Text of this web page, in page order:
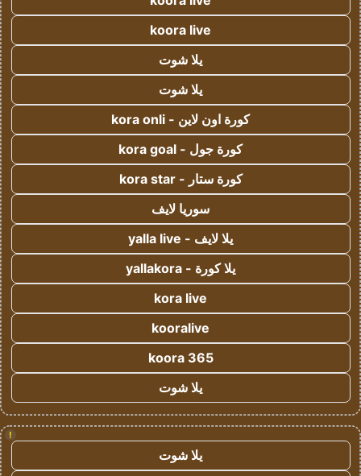
koora live
يلا شوت
يلا شوت
كورة اون لاين - kora onli
كورة جول - kora goal
كورة ستار - kora star
سوريا لايف
يلا لايف - yalla live
يلا كورة - yallakora
kora live
kooralive
koora 365
يلا شوت
!
يلا شوت